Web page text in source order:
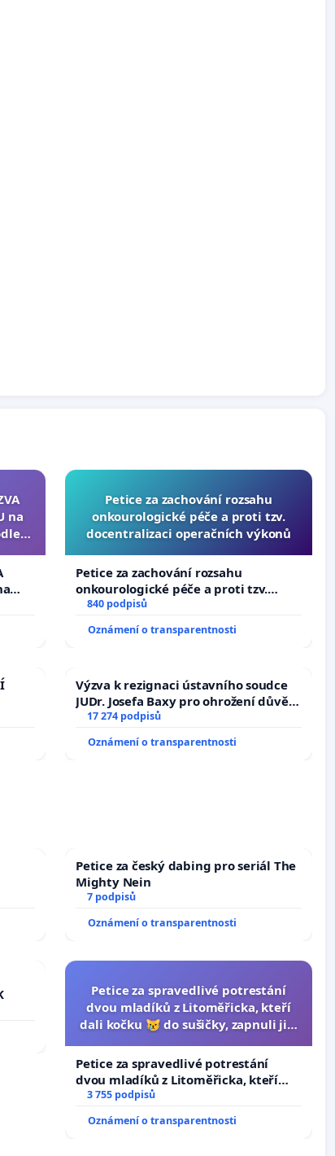
na
§
§
Petice za zachování rozsahu
onkourologické péče a proti tzv.
docentralizaci operačních výkonů
Petice za zachování rozsahu
onkourologické péče a proti tzv.
docentralizaci operačních výkonů
840 podpisů
Oznámení o transparentnosti
Výzva k rezignaci ústavního soudce
JUDr. Josefa Baxy pro ohrožení důvěry
ve spravedlivý proces
17 274 podpisů
Oznámení o transparentnosti
Petice za český dabing pro seriál The
Mighty Nein
7 podpisů
Oznámení o transparentnosti
Petice za spravedlivé potrestání
dvou mladíků z Litoměřicka, kteří
dali kočku 😿 do sušičky, zapnuli ji a
Petice za spravedlivé potrestání
dvou mladíků z Litoměřicka, kteří
dali kočku 😿 do sušičky, zapnuli ji a
3 755 podpisů
Oznámení o transparentnosti